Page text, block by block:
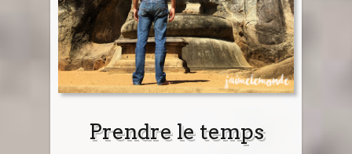
Prendre le temps